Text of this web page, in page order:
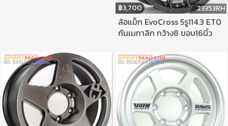
฿3,700 23353RH
ล้อแม็ก EvoCross 5รู114.3 ET0
กันเมทาลิก กว้าง8 ขอบ16นิ้ว